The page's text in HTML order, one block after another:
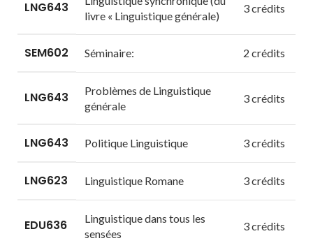
LNG643
livre « Linguistique générale)
3 crédits
SEM602 Séminaire: 2 crédits
LNG643
Problèmes de Linguistique
générale
3 crédits
LNG643 Politique Linguistique 3 crédits
LNG623 Linguistique Romane 3 crédits
EDU636
Linguistique dans tous les
sensées
3 crédits